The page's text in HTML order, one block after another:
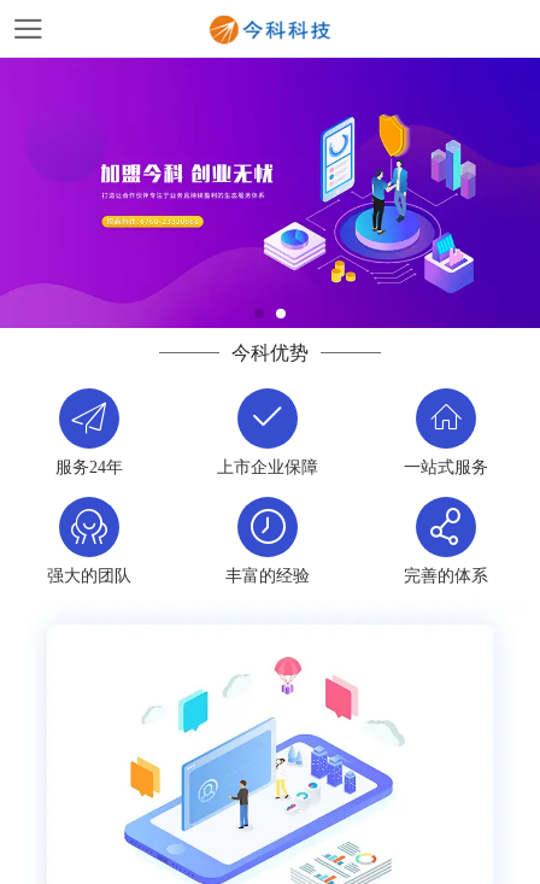
今科优势
服务24年 上市企业保障 一站式服务
强大的团队 丰富的经验 完善的体系